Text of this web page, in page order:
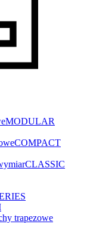
MODULAR
COMPACT
CLASSIC
trapezowe